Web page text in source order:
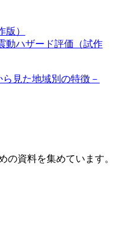
）
動ハザード評価（試作
見た地域別の特徴－
の資料を集めています。